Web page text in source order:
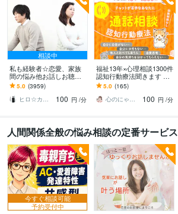
相談中
私も経験者☆恋愛、家族
間の悩み他お話しお聴き
します 心理カウンセラー
が恋愛・復縁・夫婦問題
等☆解決策を共有します
5.0 (3959)
ヒロ☆カウンセリング＆コンサルティング
100 円 /分
福祉13年×心理相談1300件
認知行動療法聞きます コ
コナラ10年1300件で人間
関係の悩みに寄り添いア
ドバイス
5.0 (165)
心のにゃん友 ゆかこ【うつ・復縁相談】
100 円 /分
人間関係全般の悩み相談の定番サービス
今すぐ相談可能
予約受付中